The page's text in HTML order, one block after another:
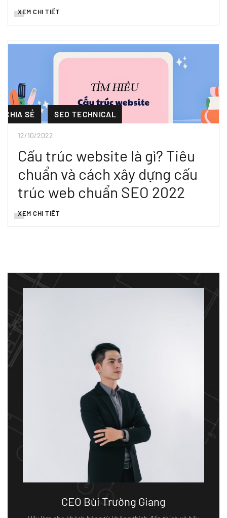
XEM CHI TIẾT
CHIA SẺ SEO TECHNICAL
12/10/2022
Cấu trúc website là gì? Tiêu
chuẩn và cách xây dựng cấu
trúc web chuẩn SEO 2022
XEM CHI TIẾT
CEO Bùi Trường Giang